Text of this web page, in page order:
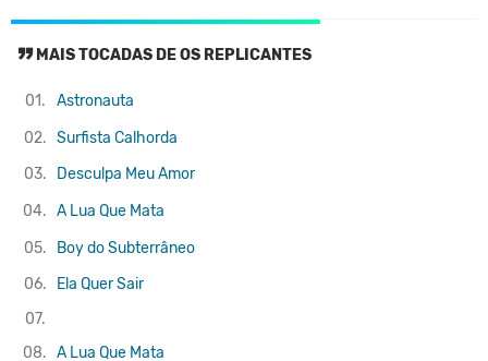
MAIS TOCADAS DE OS REPLICANTES
01.
Astronauta
02. Surfista Calhorda
03.
Desculpa Meu Amor
04. A Lua Que Mata
05.
Boy do Subterrâneo
06.
Ela Quer Sair
07.
08. A Lua Que Mata